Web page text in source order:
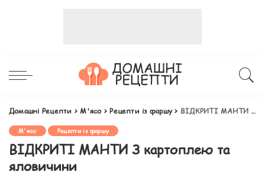
Домашні Рецепти >М'ясо>Рецепти із фаршу> ВІДКРИТІ МАНТИ З картоплею та яловичини
М'ясо Рецепти із фаршу
ВІДКРИТІ МАНТИ З картоплею та
яловичини